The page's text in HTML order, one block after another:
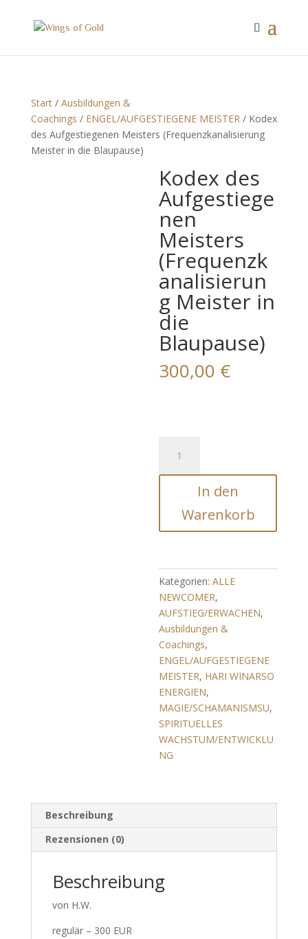
Start/ Ausbildungen &
Coachings / ENGEL/AUFGESTIEGENE MEISTER/ Kodex
des Aufgestiegenen Meisters (Frequenzkanalisierung
Meister in die Blaupause)
Kodex des
Aufgestiege
nen
Meisters
(Frequenzk
analisierun
g Meister in
die
Blaupause)
300,00 €
Aufgestiegenen
(Frequenzkanalisierung
Meister
Blaupause)
Menge
In den
Warenkorb
Kategorien:ALLE
NEWCOMER,
AUFSTIEG/ERWACHEN,
Ausbildungen &
Coachings,
ENGEL/AUFGESTIEGENE
MEISTER, HARI WINARSO
ENERGIEN,
MAGIE/SCHAMANISMSU,
SPIRITUELLES
WACHSTUM/ENTWICKLU
NG
Beschreibung
Rezensionen (0)
Beschreibung
von H.W.
regulär – 300 EUR